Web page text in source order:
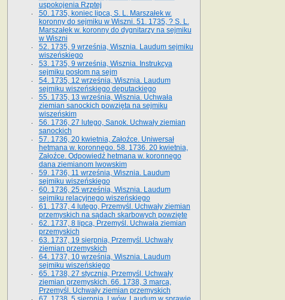
uspokojenia Rzptej
50. 1735, koniec lipca, S. L. Marszałek w.
koronny do sejmiku w Wiszni. 51. 1735, ? S. L.
Marszałek w. koronny do dygnitarzy na sejmiku
w Wiszni
52. 1735, 9 września, Wisznia. Laudum sejmiku
wiszeńskiego
53. 1735, 9 września, Wisznia. Instrukcya
sejmiku posłom na sejm
54. 1735, 12 września, Wisznia. Laudum
sejmiku wiszeńskiego deputackiego
55. 1735, 13 września, Wisznia. Uchwała
ziemian sanockich powzięta na sejmiku
wiszeńskim
56. 1736, 27 lutego, Sanok. Uchwały ziemian
sanockich
57. 1736, 20 kwietnia, Załoźce. Uniwersał
hetmana w. koronnego. 58. 1736. 20 kwietnia,
Załoźce. Odpowiedź hetmana w. koronnego
dana ziemianom lwowskim
59. 1736, 11 września, Wisznia. Laudum
sejmiku wiszeńskiego
60. 1736, 25 września, Wisznia. Laudum
sejmiku relacyjnego wiszeńskiego
61. 1737, 4 lutego, Przemyśl. Uchwały ziemian
przemyskich na sądach skarbowych powzięte
62. 1737, 8 lipca, Przemyśl. Uchwała ziemian
przemyskich
63. 1737, 19 sierpnia, Przemyśl. Uchwały
ziemian przemyskich
64. 1737, 10 września, Wisznia. Laudum
sejmiku wiszeńskiego
65. 1738, 27 stycznia, Przemyśl. Uchwały
ziemian przemyskich­­. 66. 1738, 3 marca,
Przemyśl. Uchwały ziemian przemyskich­